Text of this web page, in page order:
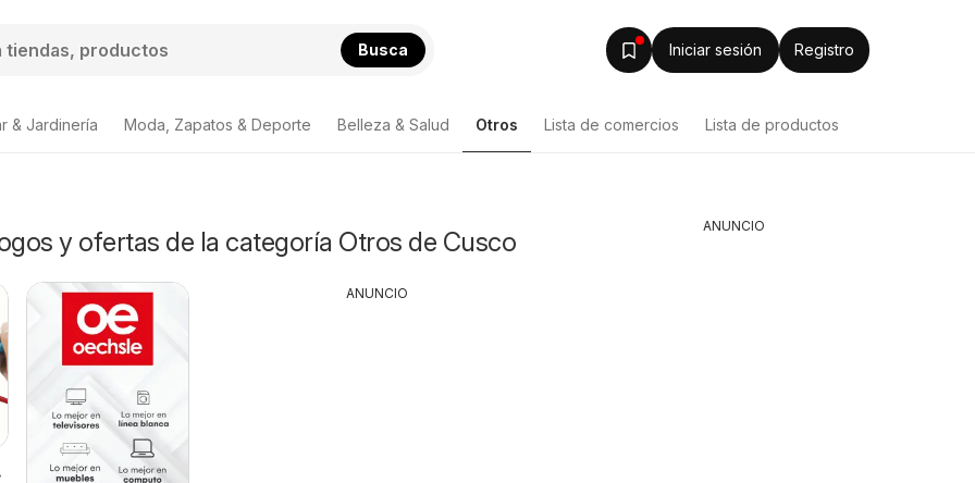
Busca Iniciar sesión Registro
& Jardinería Moda, Zapatos & Deporte Belleza & Salud Otros Lista de comercios Lista de productos
y ofertas de la categoría Otros de Cusco
ANUNCIO
ANUNCIO